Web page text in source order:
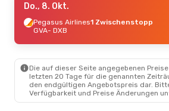
Do., 8. Okt.
Saudi Arabian Airlines
1 Zwischenstopp
Saudi Arabian Airlines
DXB
- GVA
Do., 27. Aug.- Fr., 4. Sept.
Do., 8. Okt.
Pegasus Airlines1 Zwischenstopp
GVA- DXB
Die auf dieser Seite angegebenen
letzten 20 Tage für die genannten
den endgültigen Angebotspreis dar.
Verfügbarkeit und Preise Änderungen